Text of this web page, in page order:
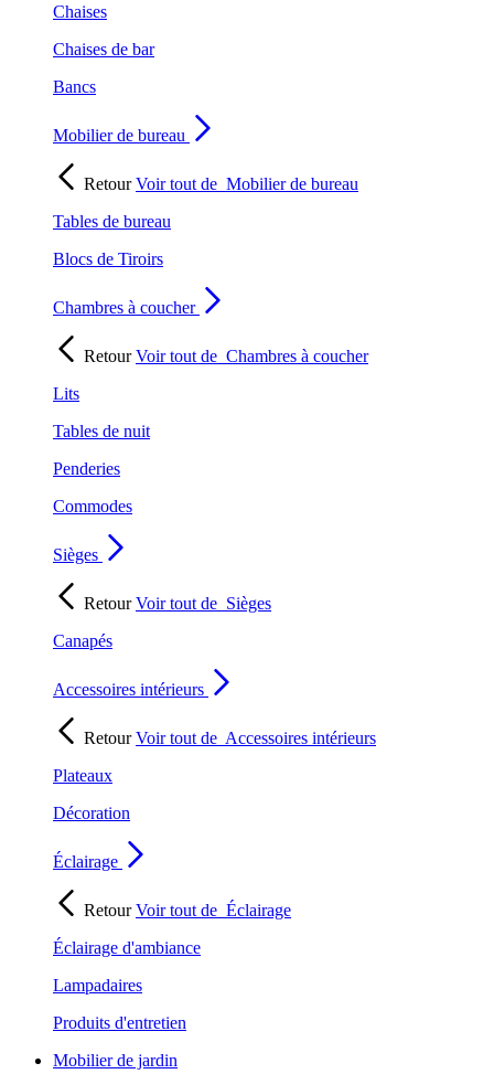
Chaises
Chaises de bar
Bancs
Mobilier de bureau
RetourVoir tout de Mobilier de bureau
Tables de bureau
Blocs de Tiroirs
Chambres à coucher
RetourVoir tout de Chambres à coucher
Lits
Tables de nuit
Penderies
Commodes
Sièges
RetourVoir tout de Sièges
Canapés
Accessoires intérieurs
RetourVoir tout de Accessoires intérieurs
Plateaux
Décoration
Éclairage
RetourVoir tout de Éclairage
Éclairage d'ambiance
Lampadaires
Produits d'entretien
Mobilier de jardin